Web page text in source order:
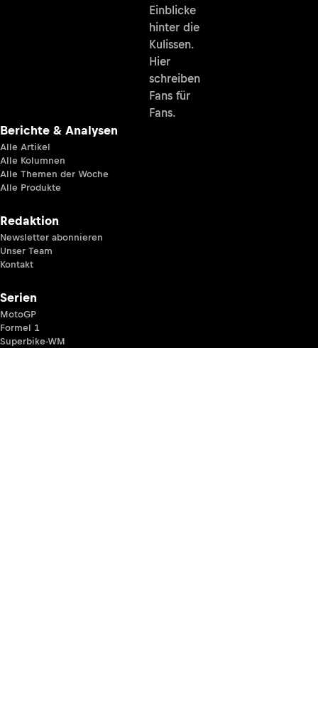
Einblicke
hinter die
Kulissen.
Hier
schreiben
Fans für
Fans.
Berichte & Analysen
Alle Artikel
Alle Kolumnen
Alle Themen der Woche
Alle Produkte
Redaktion
Newsletter abonnieren
Unser Team
Kontakt
Serien
MotoGP
Formel 1
Superbike-WM